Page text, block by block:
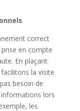
correct
en compte
En plaçant
la visite
besoin de
lors
les